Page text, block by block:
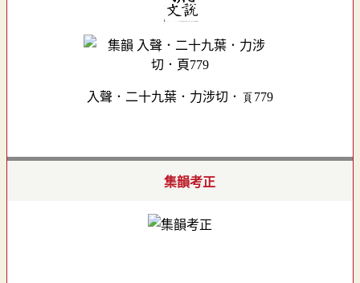
入聲．二十九葉．力涉切．頁779
集韻考正